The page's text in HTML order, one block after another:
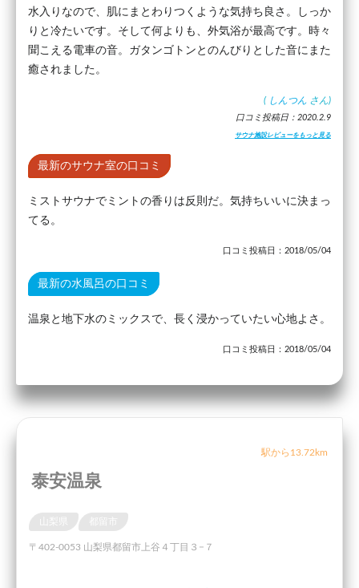
水入りなので、肌にまとわりつくような気持ち良さ。しっか
りと冷たいです。そして何よりも、外気浴が最高です。時々
聞こえる電車の音。ガタンゴトンとのんびりとした音にまた
癒されました。
( しんつん さん)
口コミ投稿日：2020.2.9
サウナ施設レビューをもっと見る
最新のサウナ室の口コミ
ミストサウナでミントの香りは反則だ。気持ちいいに決まっ
てる。
口コミ投稿日：2018/05/04
最新の水風呂の口コミ
温泉と地下水のミックスで、長く浸かっていたい心地よさ。
口コミ投稿日：2018/05/04
駅から13.72km
泰安温泉
山梨県 都留市
〒402-0053 山梨県都留市上谷４丁目３−７